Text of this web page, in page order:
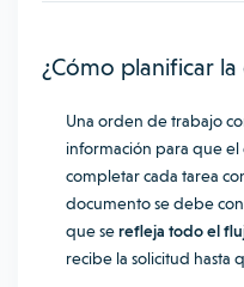
¿Cómo planificar
Una orden de trabajo
información para que
completar cada tarea
documento se debe
que serefleja todo el
recibe la solicitud hasta